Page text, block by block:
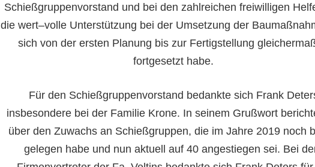
Schießgruppenvorstand und bei den zahlreichen freiwilligen
die wert–volle Unterstützung bei der Umsetzung der
sich von der ersten Planung bis zur Fertigstellung
fortgesetzt habe.
Für den Schießgruppenvorstand bedankte sich Frank
insbesondere bei der Familie Krone. In seinem Grußwort
über den Zuwachs an Schießgruppen, die im Jahre 2019 noch
gelegen habe und nun aktuell auf 40 angestiegen sei. Bei